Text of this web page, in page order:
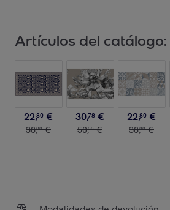
Artículos del catálogo:
22,80 €
38,00 €
30,78 €
50,00 €
22,80 €
38,00 €